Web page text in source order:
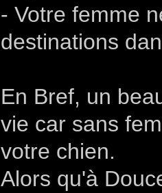
- Votre femme
destinations
En Bref, un
vie car sans
votre chien.
Alors qu'à